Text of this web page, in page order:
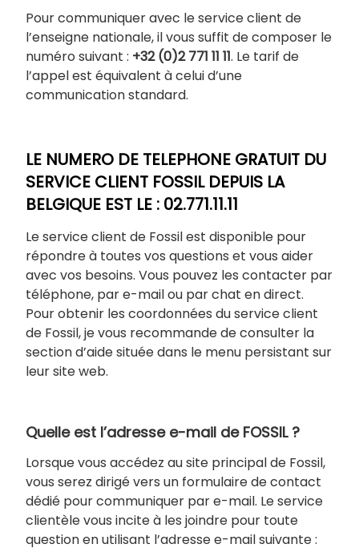
Pour communiquer avec le service client de
l’enseigne nationale, il vous suffit de composer le
numéro suivant : +32 (0)2 771 11 11. Le tarif de
l’appel est équivalent à celui d’une
communication standard.
LE NUMERO DE TELEPHONE GRATUIT DU
SERVICE CLIENT FOSSIL DEPUIS LA
BELGIQUE EST LE : 02.771.11.11
Le service client de Fossil est disponible pour
répondre à toutes vos questions et vous aider
avec vos besoins. Vous pouvez les contacter par
téléphone, par e-mail ou par chat en direct.
Pour obtenir les coordonnées du service client
de Fossil, je vous recommande de consulter la
section d’aide située dans le menu persistant sur
leur site web.
Quelle est l’adresse e-mail de FOSSIL ?
Lorsque vous accédez au site principal de Fossil,
vous serez dirigé vers un formulaire de contact
dédié pour communiquer par e-mail. Le service
clientèle vous incite à les joindre pour toute
question en utilisant l’adresse e-mail suivante :